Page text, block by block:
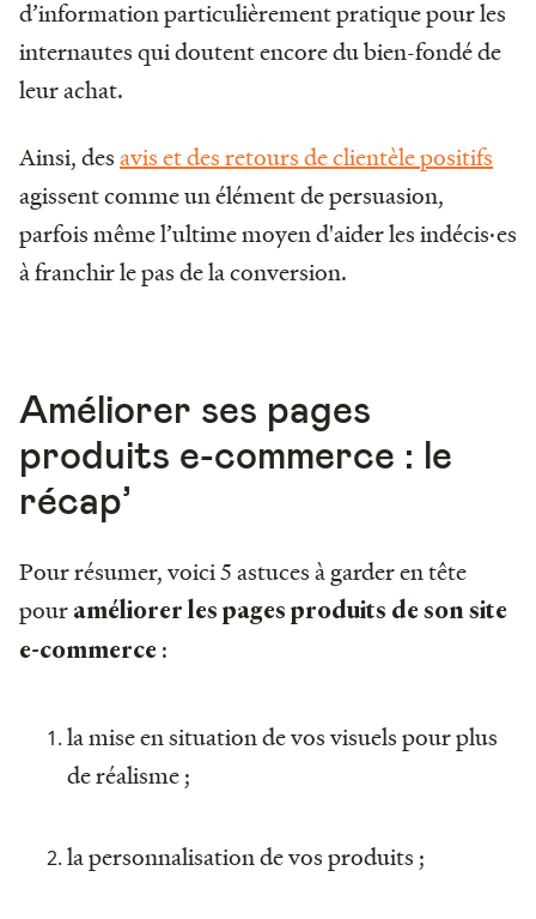
d’information particulièrement pratique pour les
internautes qui doutent encore du bien-fondé de
leur achat.
Ainsi, desavis et des retours de clientèle positifs
agissent comme un élément de persuasion,
parfois même l’ultime moyen d'aider les indécis·es
à franchir le pas de la conversion.
Améliorer ses pages
produits e-commerce : le
récap’
Pour résumer, voici 5 astuces à garder en tête
pour améliorer les pages produits de son site
e-commerce :
la mise en situation de vos visuels pour plus
de réalisme ;
la personnalisation de vos produits ;